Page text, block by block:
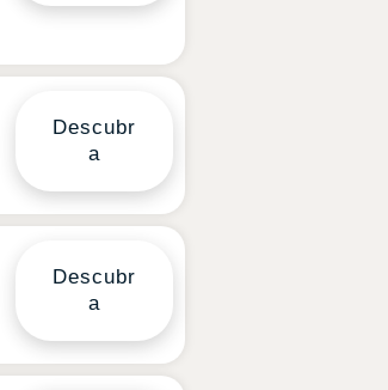
Descubr
a
Descubr
a